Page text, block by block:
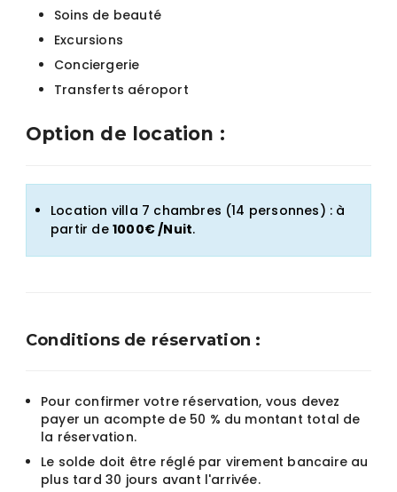
Soins de beauté
Excursions
Conciergerie
Transferts aéroport
Option de location :
Location villa 7 chambres (14 personnes) : à
partir de 1000€ /Nuit.
Conditions de réservation :
Pour confirmer votre réservation, vous devez
payer un acompte de 50 % du montant total de
la réservation.
Le solde doit être réglé par virement bancaire au
plus tard 30 jours avant l'arrivée.